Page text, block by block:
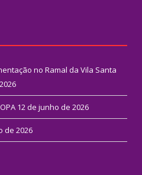
no Ramal da Vila Santa
12 de junho de 2026
de 2026